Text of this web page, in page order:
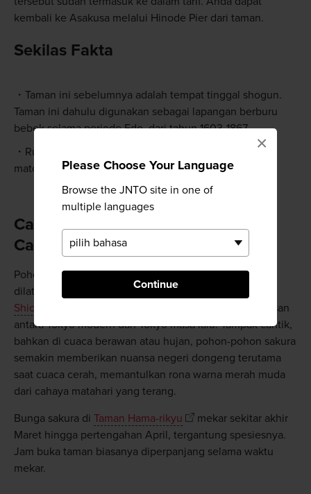
Please Choose Your Language
Browse the JNTO site in one of
multiple languages
Continue
×
kembali ke Asakusa melalui Hinode Pier dari taman.
Sekilas Fakta
Taman ini sebelumnya adalah tempat tinggal shogun.
Taman ini dahulu digunakan sebagai lapangan berburu
bebek selama periode Edo, dari tahun 1603-1867
Rumah teh di tengah-tengah kolam menawarkan
matcha dan permen-permen Jepang
Cantik, Khususnya di Bawah
Cahaya Matahari Terang
Pohon-pohon sakura yang tumbuh di taman ini
dilatarbelakangi oleh gedung-gedung pencakar langit
Shiodome
, sehingga hal ini menampilkan kekontrasan
antara Tokyo modern dan Tokyo masa lalu. Tampak cantik,
bahkan di cuaca berawan atau hujan, pohon-pohon sakura
semakin memberikan nuansa negeri dongeng terutama
saat cuaca cerah, memantulkan rona warna merah muda
dari cahaya matahari yang terang.
Bunga sakura di Taman Hama-rikyu
mekar sekitar akhir
Maret hingga pertengahan April, tergantung spesiesnya.
Jam buka taman biasanya diperpanjang selama waktu
mekar.